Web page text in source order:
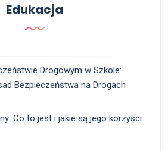
Edukacja
Drogowym w Szkole:
Bezpieczeństwa na Drogach
Co to jest i jakie są jego korzyści